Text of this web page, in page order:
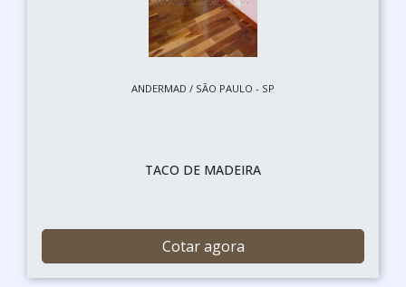
ANDERMAD / SÃO PAULO - SP
TACO DE MADEIRA
Cotar agora